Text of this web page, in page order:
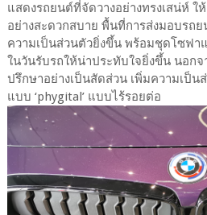
แสดงรถยนต์ที่จัดวางอย่างทรงเสน่ห์
อย่างสะดวกสบาย พื้นที่การส่งมอบรถ
ความเป็นส่วนตัวยิ่งขึ้น พร้อมชุดโซฟา
ในวันรับรถให้น่าประทับใจยิ่งขึ้น นอก
ปรึกษาอย่างเป็นสัดส่วน เพิ่มความเป็
แบบ ‘phygital’ แบบไร้รอยต่อ